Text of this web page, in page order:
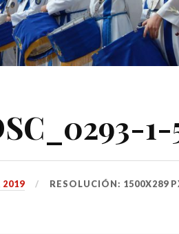
2019 RESOLUCIÓN: 1500X289